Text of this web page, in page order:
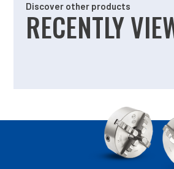
Discover other products
RECENTLY